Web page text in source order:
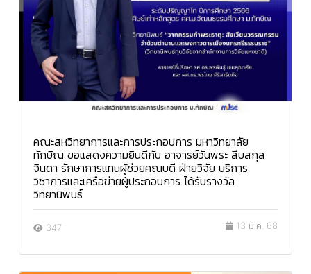
คณะสหวิทยาการและการประกอบการ มหาวิทยาลัย
ทักษิณ ขอแสดงความยินดีกับ อาจารย์วันพระ สืบสกุล
จินดา รักษาการแทนผู้ช่วยคณบดี ฝ่ายวิจัย บริการ
วิชาการและเครือข่ายผู้ประกอบการ ได้รับรางวัล
วิทยานิพนธ์
347 13 มี.ค. 68